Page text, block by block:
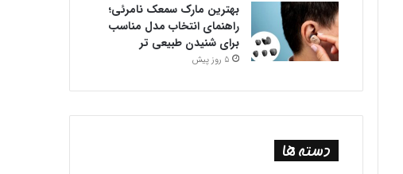
بهترین مارک سمعک نامرئی؛
راهنمای انتخاب مدل مناسب
برای شنیدن طبیعی تر
5 روز پیش
دسته ها